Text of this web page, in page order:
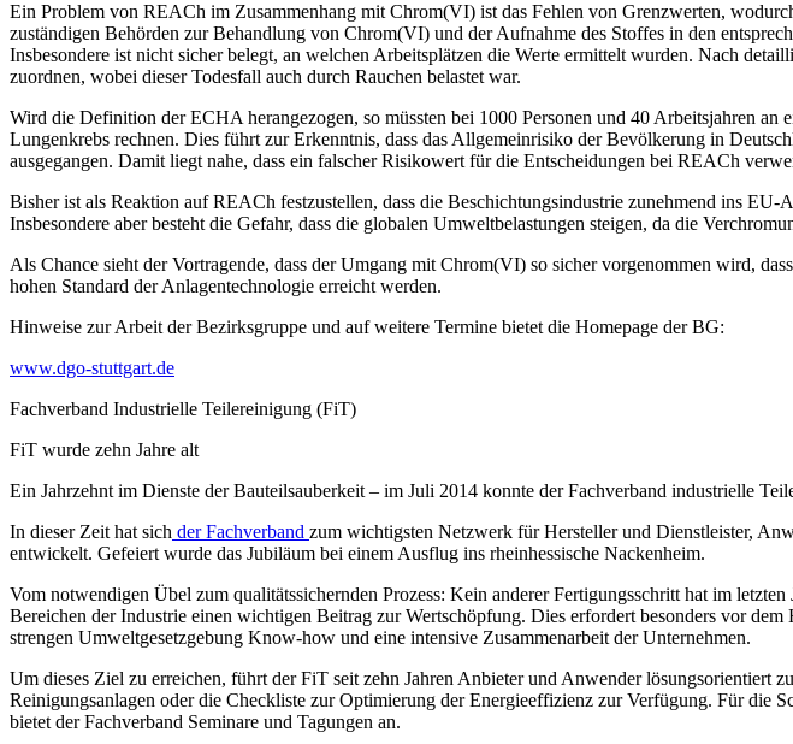
Ein Problem von REACh im Zusammenhang mit Chrom(VI) ist das Fehlen von Grenzwerten,
zuständigen Behörden zur Behandlung von Chrom(VI) und der Aufnahme des Stoffes in den
Insbesondere ist nicht sicher belegt, an welchen Arbeitsplätzen die Werte ermittelt wurden. Nach
zuordnen, wobei dieser Todesfall auch durch Rauchen belastet war.
Wird die Definition der ECHA herangezogen, so müssten bei 1000 Personen und 40 Arbeitsjahren
Lungenkrebs rechnen. Dies führt zur Erkenntnis, dass das Allgemeinrisiko der Bevölkerung in
ausgegangen. Damit liegt nahe, dass ein falscher Risikowert für die Entscheidungen bei REACh
Bisher ist als Reaktion auf REACh festzustellen, dass die Beschichtungsindustrie zunehmend ins
Insbesondere aber besteht die Gefahr, dass die globalen Umweltbelastungen steigen, da die
Als Chance sieht der Vortragende, dass der Umgang mit Chrom(VI) so sicher vorgenommen wird,
hohen Standard der Anlagentechnologie erreicht werden.
Hinweise zur Arbeit der Bezirksgruppe und auf weitere Termine bietet die Homepage der BG:
www.dgo-stuttgart.de
Fachverband Industrielle Teilereinigung (FiT)
FiT wurde zehn Jahre alt
Ein Jahrzehnt im Dienste der Bauteilsauberkeit – im Juli 2014 konnte der Fachverband industrielle
In dieser Zeit hat sich der Fachverband zum wichtigsten Netzwerk für Hersteller und Dienstleister,
entwickelt. Gefeiert wurde das Jubiläum bei einem Ausflug ins rheinhessische Nackenheim.
Vom notwendigen Übel zum qualitätssichernden Prozess: Kein anderer Fertigungsschritt hat im
Bereichen der Industrie einen wichtigen Beitrag zur Wertschöpfung. Dies erfordert besonders vor
strengen Umweltgesetzgebung Know-how und eine intensive Zusammenarbeit der Unternehmen.
Um dieses Ziel zu erreichen, führt der FiT seit zehn Jahren Anbieter und Anwender
Reinigungsanlagen oder die Checkliste zur Optimierung der Energieeffizienz zur Verfügung. Für
bietet der Fachverband Seminare und Tagungen an.